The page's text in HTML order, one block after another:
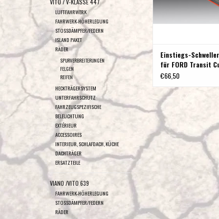
VITO / V-KLASSE 447
LUFTFAHRWERK
FAHRWERK-HÖHERLEGUNG
STOSSDÄMPFER/FEDERN
ISLAND PAKET
RÄDER
SPURVERBREITERUNGEN
FELGEN
REIFEN
HECKTRÄGERSYSTEM
UNTERFAHRSCHUTZ
FAHRZEUGSPEZIFISCHE
BELEUCHTUNG
EXTÉRIEUR
ACCESSOIRES
INTERIEUR, SCHLAFDACH, KÜCHE
DACHTRÄGER
ERSATZTEILE
VIANO /VITO 639
FAHRWERK-HÖHERLEGUNG
STOSSDÄMPFER/FEDERN
RÄDER
Einstiegs-
für FORD Transit
Tourneo Custom
€66,50